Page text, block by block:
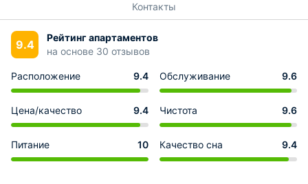
Контакты
9.4
Рейтинг апартаментов
на основе 30 отзывов
Расположение 9.4 Обслуживание 9.6
Цена/качество 9.4 Чистота 9.6
Питание 10 Качество сна 9.4